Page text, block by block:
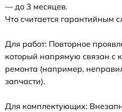
— до 3 месяцев.
Что считается гарантийным
Для работ: Повторное
который напрямую связан с
ремонта (например,
запчасти).
Для комплектующих: